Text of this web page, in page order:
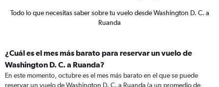
Todo lo que necesitas saber sobre tu vuelo desde Washington D. C. a
Ruanda
¿Cuál es el mes más barato para reservar un vuelo de
Washington D. C. a Ruanda?
En este momento, octubre es el mes más barato en el que se puede
reservar un vuelo de Washington D. C. a Ruanda (a un promedio de